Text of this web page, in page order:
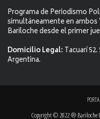
Programa de Periodismo
simultáneamente en ambos
Bariloche desde el primer
Domicilio Legal: Tacuarí
Argentina.
Copyright © 2022 ® Bariloche